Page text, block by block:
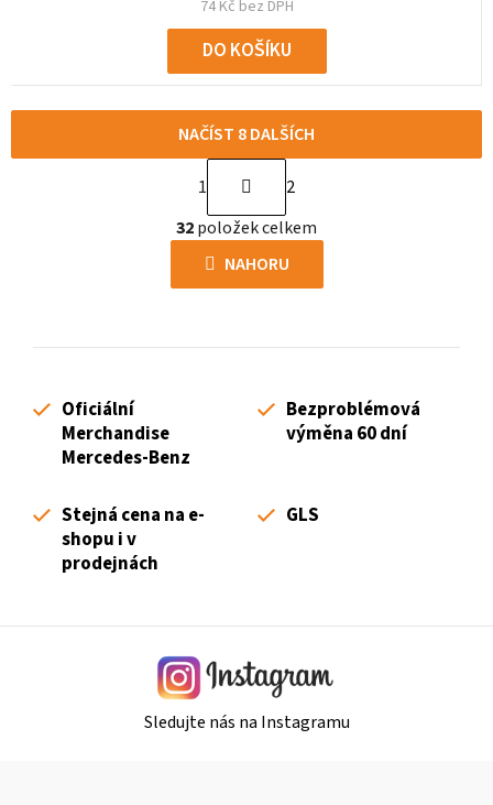
74 Kč bez DPH
DO KOŠÍKU
O
v
l
á
a
i
s
u
NAČÍST 8 DALŠÍCH
t
r
á
n
v
1
2
32položek celkem
NAHORU
Oficiální
Merchandise
Mercedes-Benz
Bezproblémová
výměna 60 dní
Stejná cena na e-
shopu i v
prodejnách
GLS
Sledujte nás na Instagramu